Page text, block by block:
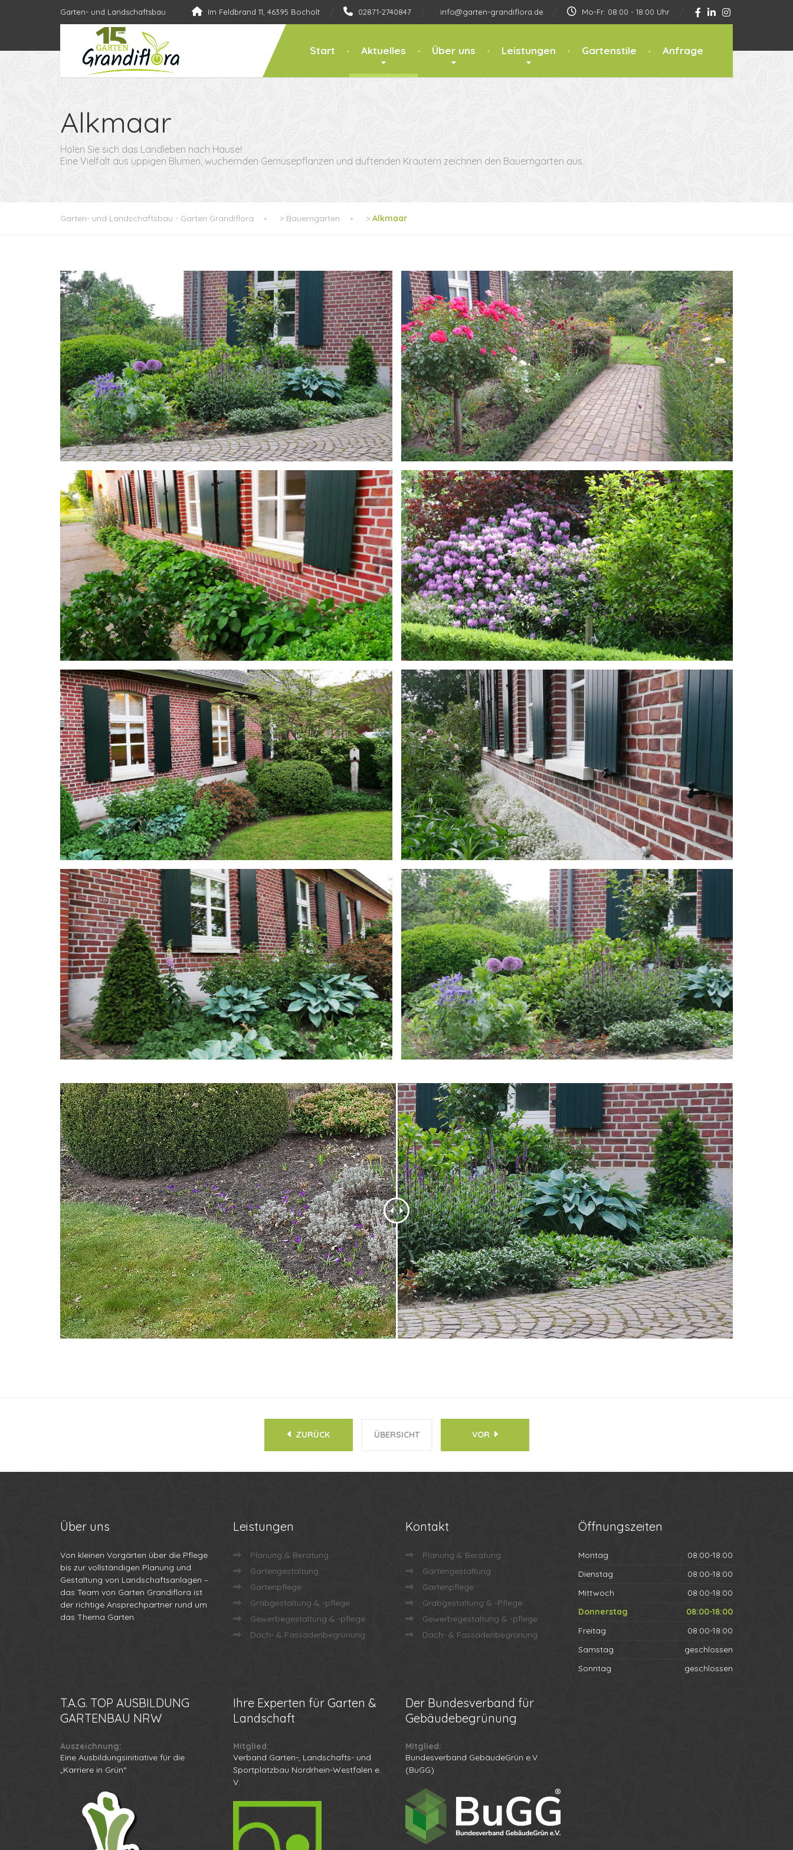
Garten- und Landschaftsbau Im Feldbrand 11, 46395 Bocholt 02871-2740847 info@garten-grandiflora.de Mo-Fr: 08:00 - 18:00 Uhr
Start Aktuelles Über uns Leistungen Gartenstile Anfrage
Alkmaar
Holen Sie sich das Landleben nach Hause!
Eine Vielfalt aus üppigen Blumen, wuchernden Gemüsepflanzen und duftenden Kräutern zeichnen den Bauerngarten aus.
Garten- und Landschaftsbau - Garten Grandiflora > Bauerngarten > Alkmaar
ZURÜCK ÜBERSICHT VOR
Über uns
Von kleinen Vorgärten über die Pflege
bis zur vollständigen Planung und
Gestaltung von Landschaftsanlagen –
das Team von Garten Grandiflora ist
der richtige Ansprechpartner rund um
das Thema Garten.
Leistungen
Planung & Beratung
Gartengestaltung
Gartenpflege
Grabgestaltung & -pflege
Gewerbegestaltung & -pflege
Dach- & Fassadenbegrünung
Kontakt
Planung & Beratung
Gartengestaltung
Gartenpflege
Grabgestaltung & -Pflege
Gewerbegestaltung & -pflege
Dach- & Fassadenbegrünung
Öffnungszeiten
Montag
08:00-18:00
Dienstag
08:00-18:00
Mittwoch
08:00-18:00
Donnerstag
08:00-18:00
Freitag
08:00-18:00
Samstag
geschlossen
Sonntag
geschlossen
T.A.G. TOP AUSBILDUNG
GARTENBAU NRW
Auszeichnung:
Eine Ausbildungsinitiative für die
„Karriere in Grün“
IhreExperten für Garten &
Landschaft
Mitglied:
Verband Garten-, Landschafts- und
Sportplatzbau Nordrhein-Westfalen e.
V.
Der Bundesverband für
Gebäudebegrünung
Mitglied:
Bundesverband GebäudeGrün e.V.
(BuGG)